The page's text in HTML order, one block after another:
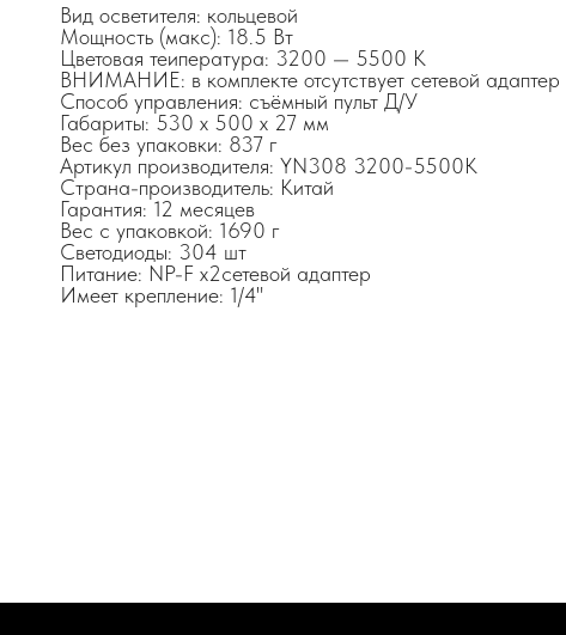
Вид осветителя: кольцевой
Мощность (макс): 18.5 Вт
Цветовая теипература: 3200 — 5500 K
ВНИМАНИЕ: в комплекте отсутствует сетевой адаптер
Способ управления: съёмный пульт Д/У
Габариты: 530 x 500 x 27 мм
Вес без упаковки: 837 г
Артикул производителя: YN308 3200-5500K
Страна-производитель: Китай
Гарантия: 12 месяцев
Вес с упаковкой: 1690 г
Светодиоды: 304 шт
Питание: NP-F x2сетевой адаптер
Имеет крепление: 1/4"